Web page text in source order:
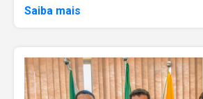
Saiba mais